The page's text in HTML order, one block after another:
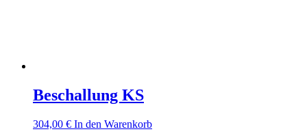
Beschallung KS
304,00 € In den Warenkorb